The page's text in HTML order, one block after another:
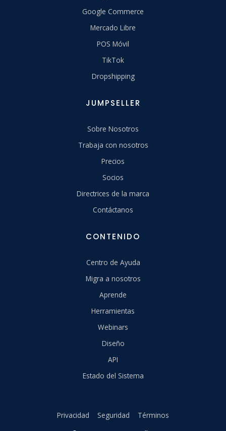
Google Commerce
Mercado Libre
POS Móvil
TikTok
Dropshipping
JUMPSELLER
Sobre Nosotros
Trabaja con nosotros
Precios
Socios
Directrices de la marca
Contáctanos
CONTENIDO
Centro de Ayuda
Migra a nosotros
Aprende
Herramientas
Webinars
Diseño
API
Estado del Sistema
Privacidad Seguridad Términos